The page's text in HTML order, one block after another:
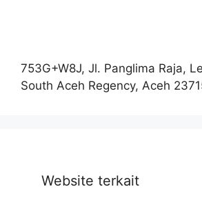
753G+W8J, Jl. Panglima Raja,
South Aceh Regency, Aceh
Website terkait